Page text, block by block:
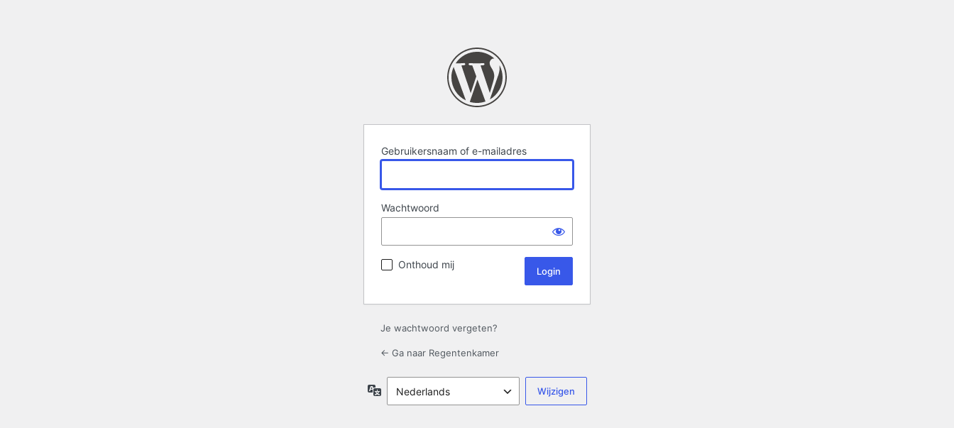
Gebruikersnaam of e-mailadres
Wachtwoord
Onthoud mij
Je wachtwoord vergeten?
← Ga naar Regentenkamer
Taal